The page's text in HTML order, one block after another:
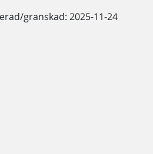
granskad: 2025-11-24